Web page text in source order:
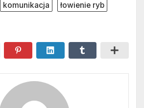
komunikacja
łowienie ryb